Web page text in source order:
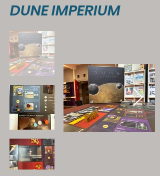
DUNE IMPERIUM